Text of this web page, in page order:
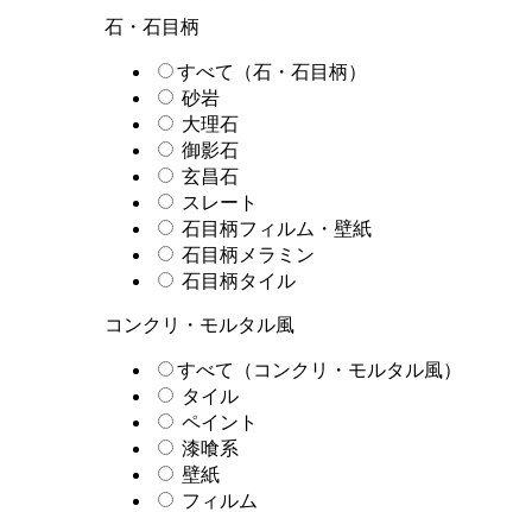
石・石目柄
すべて（石・石目柄）
砂岩
大理石
御影石
玄昌石
スレート
石目柄フィルム・壁紙
石目柄メラミン
石目柄タイル
コンクリ・モルタル風
すべて（コンクリ・モルタル風）
タイル
ペイント
漆喰系
壁紙
フィルム